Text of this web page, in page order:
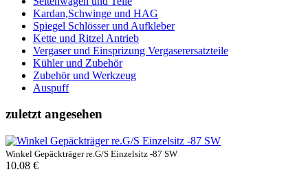
Kardan,Schwinge und HAG
Spiegel Schlösser und Aufkleber
Kette und Ritzel Antrieb
Vergaser und Einsprizung Vergaserersatzteile
Kühler und Zubehör
Zubehör und Werkzeug
Auspuff
zuletzt angesehen
Winkel Gepäckträger re.G/S Einzelsitz -87 SW
10.08 €